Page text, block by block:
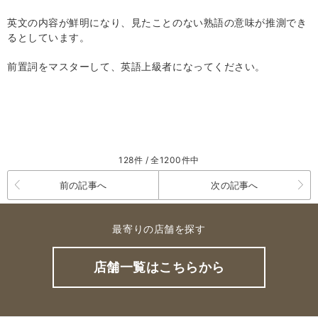
英文の内容が鮮明になり、見たことのない熟語の意味が推測でき
るとしています。
前置詞をマスターして、英語上級者になってください。
128件 / 全1200件中
前の記事へ 次の記事へ
最寄りの店舗を探す
店舗一覧はこちらから